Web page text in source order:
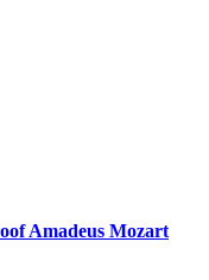
Amadeus Mozart